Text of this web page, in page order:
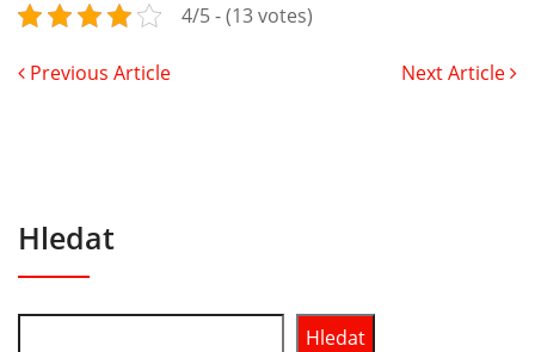
4/5 - (13 votes)
Previous Article Next Article
Hledat
Hledat